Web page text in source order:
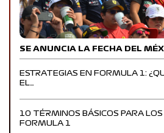
SE ANUNCIA LA FECHA DEL
ESTRATEGIAS EN FORMULA 1:
EL…
10 TÉRMINOS BÁSICOS PARA
FORMULA 1